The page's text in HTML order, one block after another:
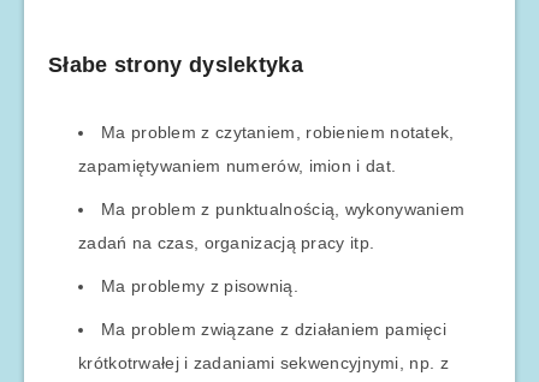
Słabe strony dyslektyka
Ma problem z czytaniem, robieniem notatek,
zapamiętywaniem numerów, imion i dat.
Ma problem z punktualnością, wykonywaniem
zadań na czas, organizacją pracy itp.
Ma problemy z pisownią.
Ma problem związane z działaniem pamięci
krótkotrwałej i zadaniami sekwencyjnymi, np. z